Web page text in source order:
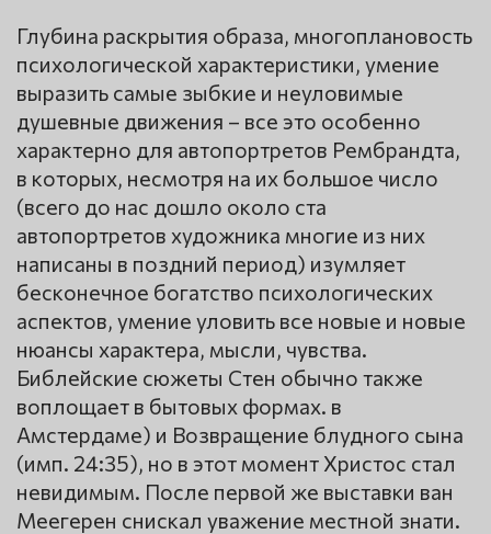
Глубина раскрытия образа, многоплановость
психологической характеристики, умение
выразить самые зыбкие и неуловимые
душевные движения – все это особенно
характерно для автопортретов Рембрандта,
в которых, несмотря на их большое число
(всего до нас дошло около ста
автопортретов художника многие из них
написаны в поздний период) изумляет
бесконечное богатство психологических
аспектов, умение уловить все новые и новые
нюансы характера, мысли, чувства.
Библейские сюжеты Стен обычно также
воплощает в бытовых формах. в
Амстердаме) и Возвращение блудного сына
(имп. 24:35), но в этот момент Христос стал
невидимым. После первой же выставки ван
Меегерен снискал уважение местной знати.